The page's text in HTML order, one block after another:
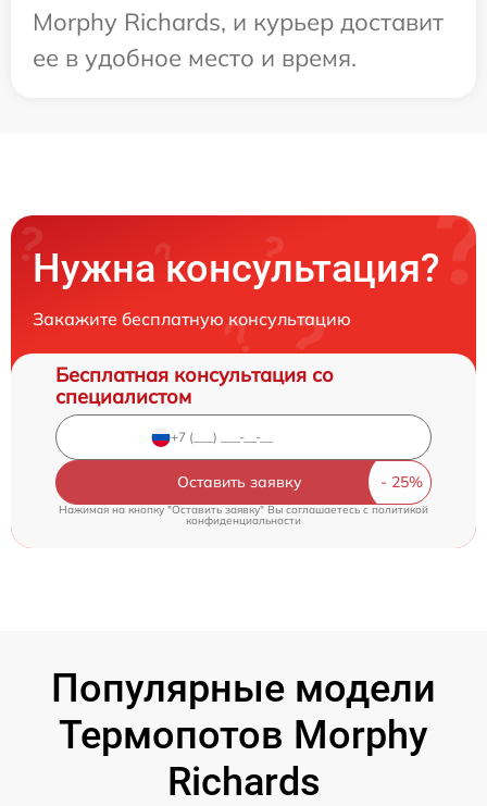
Morphy Richards, и курьер доставит
ее в удобное место и время.
Нужна консультация?
Закажите бесплатную консультацию
Бесплатная консультация со
специалистом
Оставить заявку
Нажимая на кнопку "Оставить заявку" Вы соглашаетесь cполитикой
конфиденциальности
Популярные модели
Термопотов Morphy
Richards